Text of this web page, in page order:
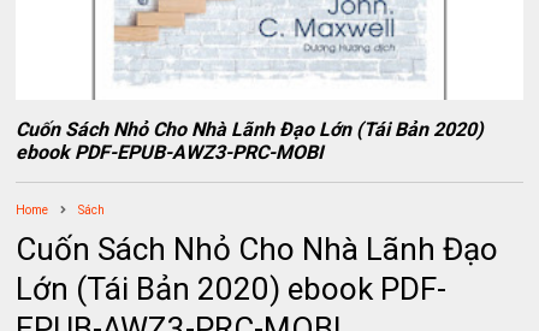
Cuốn Sách Nhỏ Cho Nhà Lãnh Đạo Lớn (Tái Bản 2020)
ebook PDF-EPUB-AWZ3-PRC-MOBI
Home Sách
Cuốn Sách Nhỏ Cho Nhà Lãnh Đạo
Lớn (Tái Bản 2020) ebook PDF-